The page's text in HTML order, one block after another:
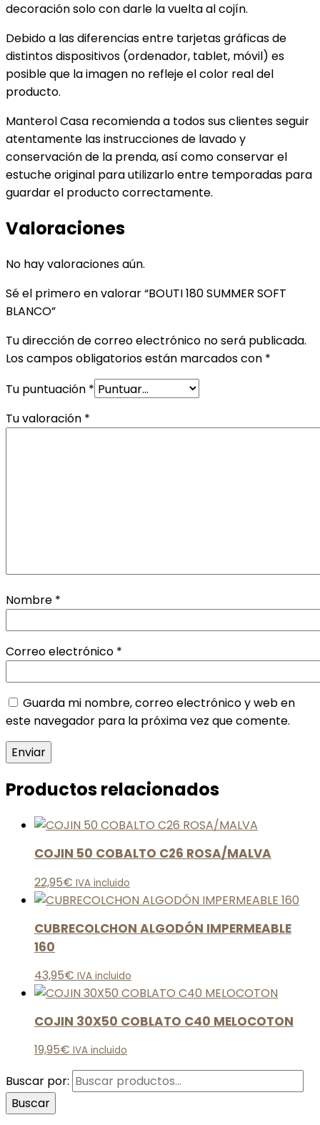
decoración solo con darle la vuelta al cojín.
Debido a las diferencias entre tarjetas gráficas de
distintos dispositivos (ordenador, tablet, móvil) es
posible que la imagen no refleje el color real del
producto.
Manterol Casa recomienda a todos sus clientes seguir
atentamente las instrucciones de lavado y
conservación de la prenda, así como conservar el
estuche original para utilizarlo entre temporadas para
guardar el producto correctamente.
Valoraciones
No hay valoraciones aún.
Sé el primero en valorar “BOUTI 180 SUMMER SOFT
BLANCO”
Tu dirección de correo electrónico no será publicada.
Los campos obligatorios están marcados con *
Tu puntuación *
Tu valoración *
Nombre *
Correo electrónico *
Guarda mi nombre, correo electrónico y web en
este navegador para la próxima vez que comente.
Productos relacionados
COJIN 50 COBALTO C26 ROSA/MALVA
22,95€ IVA incluido
CUBRECOLCHON ALGODÓN IMPERMEABLE
160
43,95€ IVA incluido
COJIN 30X50 COBLATO C40 MELOCOTON
19,95€ IVA incluido
Buscar por:
Buscar